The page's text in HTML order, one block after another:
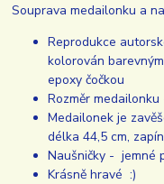
Souprava medailonku a
Reprodukce
kolorován
epoxy čočkou
Rozměr medailonku
Medailonek je
délka 44,5 cm,
Naušničky - jemné
Krásně hravé :)